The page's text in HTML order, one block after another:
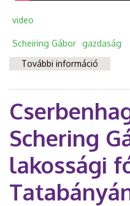
video
Scheiring Gábor gazdaság
További információ
Schering
lakossági